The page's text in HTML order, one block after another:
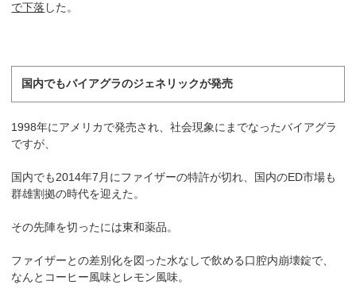
で下落 した。
国内でもバイアグラのジェネリックが発売
1998年にアメリカで発売され、社会現象にまでなったバイアグラ
ですが、
国内でも2014年7月にファイザーの特許が切れ、国内のED市場も
群雄割拠の時代を迎えた。
その先陣を切ったには東和薬品。
ファイザーとの差別化を図った水なしで飲める口腔内崩壊錠で、
なんとコーヒー風味とレモン風味。